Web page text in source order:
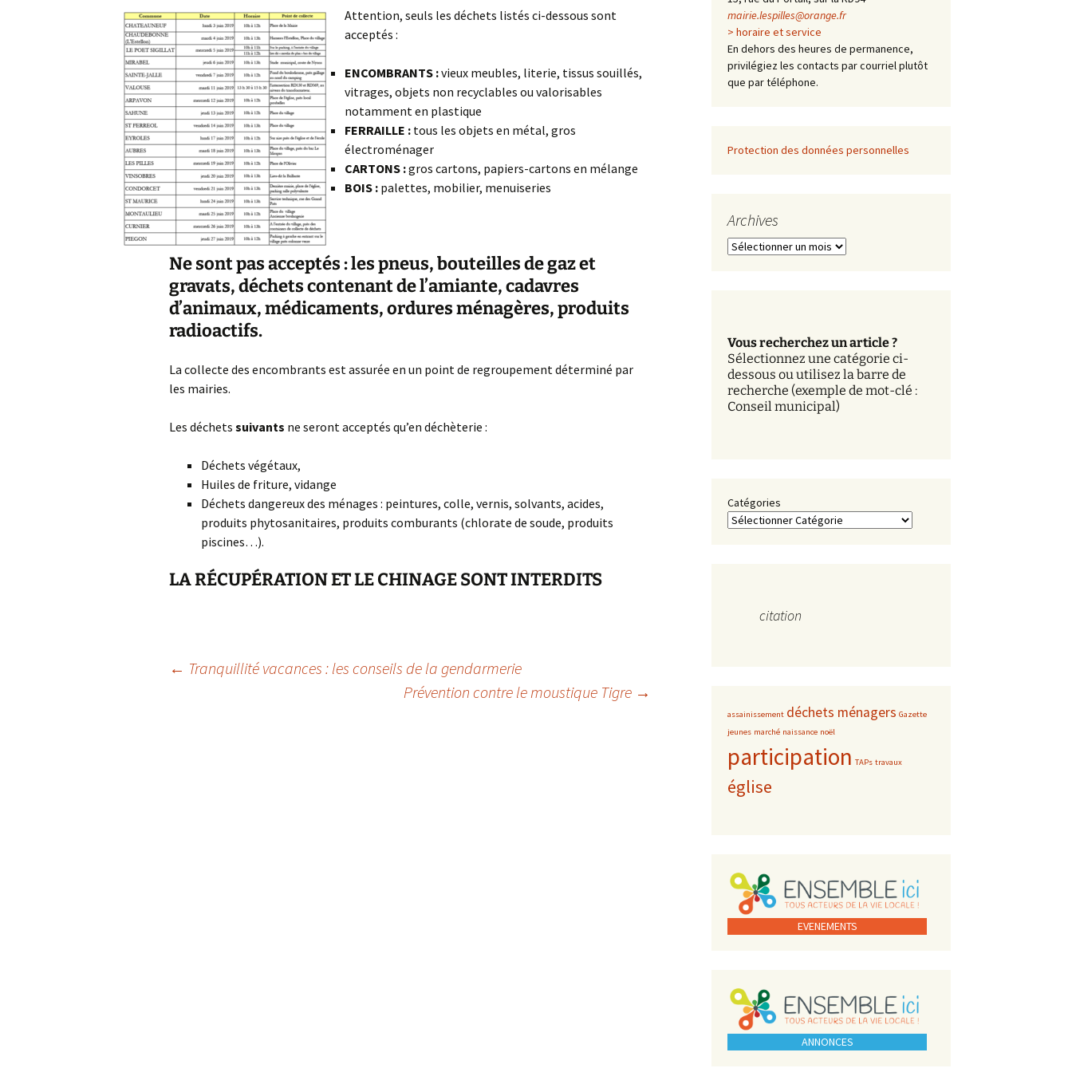
Arrêtés
Prévention
Attention, seuls les déchets listés ci-dessous sont
acceptés :
ENCOMBRANTS :vieux meubles, literie, tissus souillés,
vitrages, objets non recyclables ou valorisables
notamment en plastique
FERRAILLE : tous les objets en métal, gros
électroménager
CARTONS :gros cartons, papiers-cartons en mélange
BOIS : palettes, mobilier, menuiseries
Ne sont pas acceptés : les pneus, bouteilles de gaz et
gravats, déchets contenant de l’amiante, cadavres
d’animaux, médicaments, ordures ménagères, produits
radioactifs.
La collecte des encombrants est assurée en un point de regroupement déterminé par
les mairies.
Les déchets suivants ne seront acceptés qu’en déchèterie :
Déchets végétaux,
Huiles de friture, vidange
Déchets dangereux des ménages : peintures, colle, vernis, solvants, acides,
produits phytosanitaires, produits comburants (chlorate de soude, produits
piscines…).
LA RÉCUPÉRATION ET LE CHINAGE SONT INTERDITS
← Tranquillité vacances : les conseils de la gendarmerie
Prévention contre le moustique Tigre →
mairie.lespilles@orange.fr
> horaire et service
En dehors des heures de permanence,
privilégiez les contacts par courriel plutôt
que par téléphone.
Protection des données personnelles
Archives
A
e
s
Vous recherchez un article ?
Sélectionnez une catégorie ci-
dessous ou utilisez la barre de
recherche (exemple de mot-clé :
Conseil municipal)
Catégories
citation
assainissement déchets ménagers Gazette
jeunes marché naissance noël
participation TAPs travaux
église
EVENEMENTS
ANNONCES